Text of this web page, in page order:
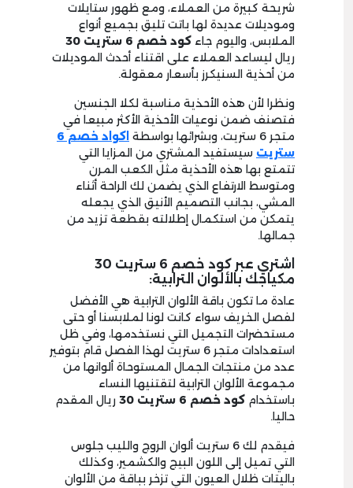
شريحة كبيرة من العملاء، ومع ظهور ستايلات
وموديلات عديدة لها باتت تليق بجميع أنواع
الملابس، واليوم جاء كود خصم 6 ستريت 30
ريال ليساعد العملاء على اقتناء أحدث الموديلات
من أحذية السنيكرز بأسعار معقولة.
ونظرا لأن هذه الأحذية مناسبة لكلا الجنسين
فتصنف ضمن نوعيات الأحذية الأكثر مبيعا في
متجر 6 ستريت، وبشرائها بواسطة
اكواد خصم 6
ستريت سيستفيد المشتري من المزايا التي
تتمتع بها هذه الأحذية مثل الكعب المرن
ومتوسط الارتفاع الذي يضمن لك الراحة أثناء
المشي، بجانب التصميم الأنيق الذي يجعله
يتمكن من استكمال إطلالته بقطعة تزيد من
جمالها.
اشتري عبر كود خصم 6 ستريت 30
مكياجك بالألوان الترابية:
عادة ما تكون باقة الألوان الترابية هي الأفضل
لفصل الخريف سواء كانت لونا لملابسنا أو حتى
مستحضرات التجميل التي نستخدمها، وفي ظل
استعدادات متجر 6 ستريت لهذا الفصل قام بتوفير
عدد من منتجات الجمال المستوحاة ألوانها من
مجموعة الألوان الترابية لتقتنيها النساء
باستخدام كود خصم 6 ستريت 30
ريال المقدم
حاليا.
فيقدم لك 6 ستريت ألوان الروج والليب جلوس
التي تميل إلى اللون البيج والكشمير، وكذلك
باليتات ظلال العيون التي تزخر بباقة من الألوان